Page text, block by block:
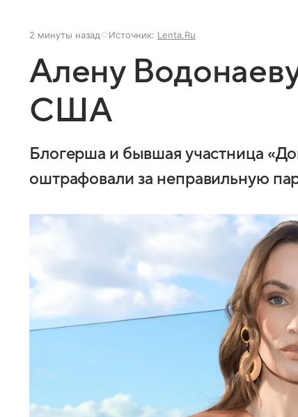
2 минуты назад Источник: Lenta.Ru
Алену
США
Блогерша и бывшая участница
оштрафовали за неправильную